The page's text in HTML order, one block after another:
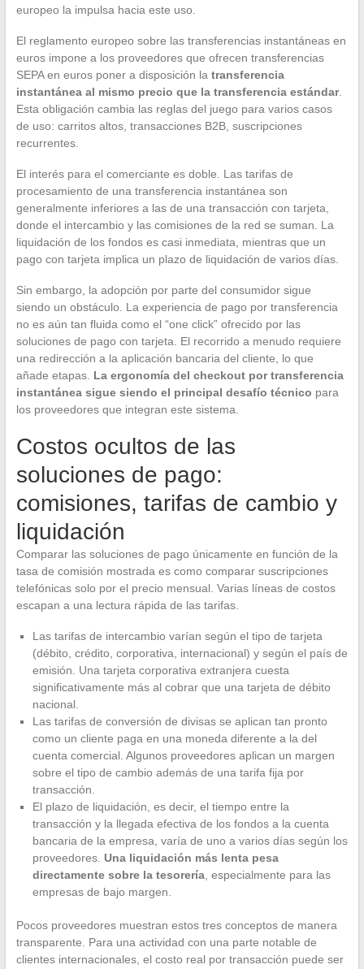
europeo la impulsa hacia este uso.
El reglamento europeo sobre las transferencias instantáneas en
euros impone a los proveedores que ofrecen transferencias
SEPA en euros poner a disposición la transferencia
instantánea al mismo precio que la transferencia estándar.
Esta obligación cambia las reglas del juego para varios casos
de uso: carritos altos, transacciones B2B, suscripciones
recurrentes.
El interés para el comerciante es doble. Las tarifas de
procesamiento de una transferencia instantánea son
generalmente inferiores a las de una transacción con tarjeta,
donde el intercambio y las comisiones de la red se suman. La
liquidación de los fondos es casi inmediata, mientras que un
pago con tarjeta implica un plazo de liquidación de varios días.
Sin embargo, la adopción por parte del consumidor sigue
siendo un obstáculo. La experiencia de pago por transferencia
no es aún tan fluida como el “one click” ofrecido por las
soluciones de pago con tarjeta. El recorrido a menudo requiere
una redirección a la aplicación bancaria del cliente, lo que
añade etapas. La ergonomía del checkout por transferencia
instantánea sigue siendo el principal desafío técnico para
los proveedores que integran este sistema.
Costos ocultos de las
soluciones de pago:
comisiones, tarifas de cambio y
liquidación
Comparar las soluciones de pago únicamente en función de la
tasa de comisión mostrada es como comparar suscripciones
telefónicas solo por el precio mensual. Varias líneas de costos
escapan a una lectura rápida de las tarifas.
Las tarifas de intercambio varían según el tipo de tarjeta
(débito, crédito, corporativa, internacional) y según el país de
emisión. Una tarjeta corporativa extranjera cuesta
significativamente más al cobrar que una tarjeta de débito
nacional.
Las tarifas de conversión de divisas se aplican tan pronto
como un cliente paga en una moneda diferente a la del
cuenta comercial. Algunos proveedores aplican un margen
sobre el tipo de cambio además de una tarifa fija por
transacción.
El plazo de liquidación, es decir, el tiempo entre la
transacción y la llegada efectiva de los fondos a la cuenta
bancaria de la empresa, varía de uno a varios días según los
proveedores. Una liquidación más lenta pesa
directamente sobre la tesorería, especialmente para las
empresas de bajo margen.
Pocos proveedores muestran estos tres conceptos de manera
transparente. Para una actividad con una parte notable de
clientes internacionales, el costo real por transacción puede ser